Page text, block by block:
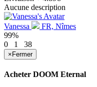
Aucune description
Vanessa
FR, Nîmes
99%
0
1 38
× Fermer
Acheter DOOM Eternal